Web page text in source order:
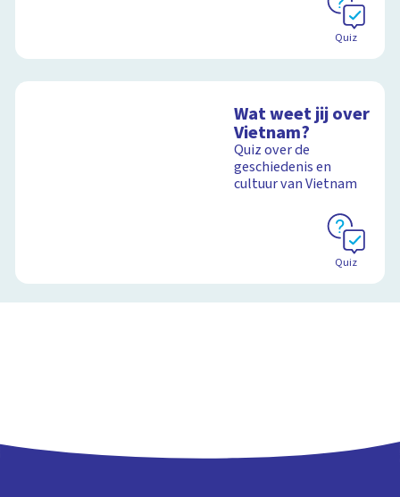
Quiz
Wat weet jij over
Vietnam?
Quiz over de
geschiedenis en
cultuur van Vietnam
Quiz